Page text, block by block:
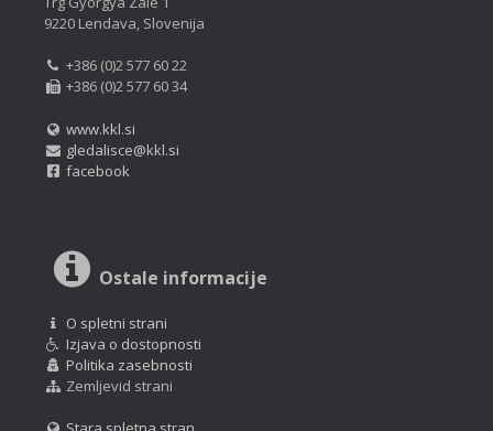
9220 Lendava, Slovenija
+386 (0)2 577 60 22
+386 (0)2 577 60 34
www.kkl.si
gledalisce@kkl.si
facebook
Ostale informacije
O spletni strani
Izjava o dostopnosti
Politika zasebnosti
Zemljevid strani